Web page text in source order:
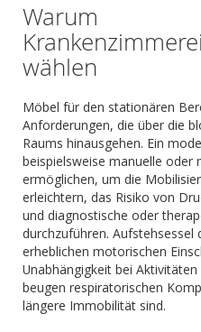
Warum
wählen
Möbel für den stationären
Anforderungen, die über die
Raums hinausgehen. Ein
beispielsweise manuelle oder
ermöglichen, um die
erleichtern, das Risiko von
und diagnostische oder
durchzuführen. Aufstehsessel
erheblichen motorischen
Unabhängigkeit bei
beugen respiratorischen
längere Immobilität sind.